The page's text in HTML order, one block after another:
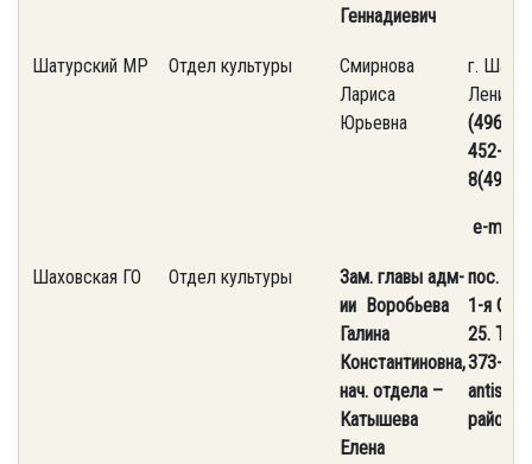
Геннадиевич
Шатурский МР Отдел культуры
Смирнова
Лариса
Юрьевна
г.
(49645)
452-14-
e-mail:
Шаховская ГО Отдел культуры
Зам. главы адм-
ии Воробьева
Галина
Константиновна,
нач. отдела –
Катышева
Елена
пос.
1-я
25.
373-36-